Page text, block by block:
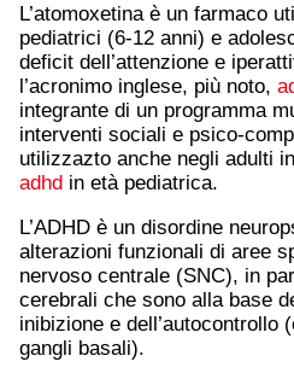
L’atomoxetina è un farmaco
pediatrici (6-12 anni) e
deficit dell’attenzione e
l’acronimo inglese, più noto,
integrante di un programma
interventi sociali e psico-
utilizzazto anche negli adulti
adhd in età pediatrica.
L’ADHD è un disordine
alterazioni funzionali di aree
nervoso centrale (SNC), in
cerebrali che sono alla base
inibizione e dell’autocontrollo
gangli basali).